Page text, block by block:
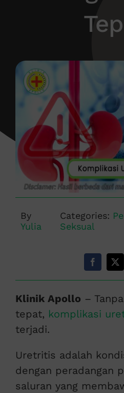
By
Yulia
Categories:
Seksual
Klinik Apollo –
tepat, komplikasi
terjadi.
Uretritis adalah
dengan peradangan
saluran yang